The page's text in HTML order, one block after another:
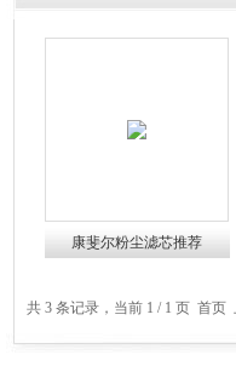
康斐尔粉尘滤芯推荐
共 3 条记录，当前 1 / 1 页 首